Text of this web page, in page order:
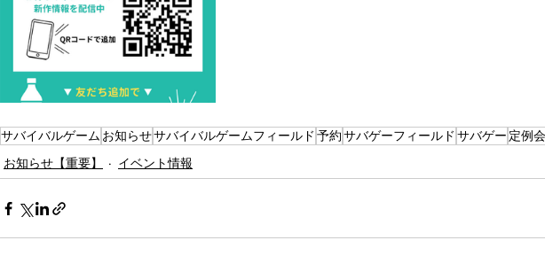
サバイバルゲーム お知らせサバイバルゲームフィールド 予約サバゲーフィールド サバゲー 定例会
お知らせ【重要】 イベント情報